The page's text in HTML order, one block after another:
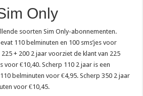
Only
soorten Sim Only-abonnementen.
110 belminuten en 100 sms’jes voor
+ 200 2 jaar voorziet de klant van 225
voor €10,40. Scherp 110 2 jaar is een
belminuten voor €4,95. Scherp 350 2 jaar
voor €10,45.